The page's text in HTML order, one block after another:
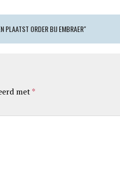
PLAATST ORDER BIJ EMBRAER"
met *